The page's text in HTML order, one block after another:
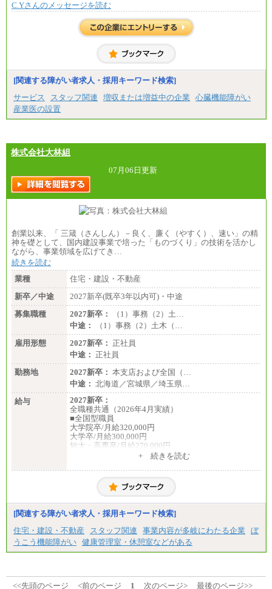
C.Yさんのメッセージを読む
[関連する障がい者求人・採用キーワード検索]
サービス
スタッフ関連 増収または増益中の企業
心臓機能障がい
産業医の設置
株式会社大林組
07月06日更新
創業以来、「 三箴（さんしん）－良く、廉く（やすく）、速い」の精
神を礎として、国内建設事業で培った「ものづくり」の技術を活かし
ながら、事業領域を広げてき…
続きを読む
業種
住宅・建設・不動産
新卒／中途
2027新卒(既卒3年以内可)・中途
募集職種
2027新卒：
（1）事務（2）土…
中途：
（1）事務（2）土木（…
雇用形態
2027新卒： 正社員
中途： 正社員
勤務地
2027新卒： 本支店および全国（…
中途： 北海道／宮城県／埼玉県…
給与
2027新卒：
全職種共通（2026年4月実績）
■全国型職員
大学院卒/月給320,000円
大学卒/月給300,000円
短大・高専卒/月給270,000円
大学院卒/月給256,000円～288,000円
大学卒/月給240,000円～270,000円
短大・高専卒/月給216,000円～243,000円
■特定職員※
大学院卒/月給234,000円～263,000円
大学卒/月給219,000円～246,000円
短大・高専卒/月給197,000円～222,000円
※拠点型職員、特定職員の給与は、生活の拠点が定
す。
+ 続きを読む
[関連する障がい者求人・採用キーワード検索]
住宅・建設・不動産
スタッフ関連 事業内容が多岐にわたる企業
ぼ
うこう機能障がい 健康管理室・休憩室などがある
<<先頭のページ <前のページ 1 次のページ> 最後のページ>>